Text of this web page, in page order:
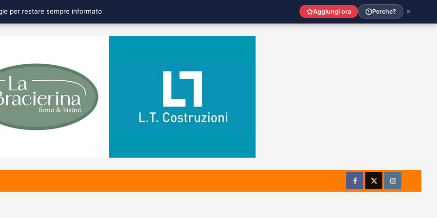
FacebookTwitterInstagram
per restare sempre informato Aggiungi ora Perche?